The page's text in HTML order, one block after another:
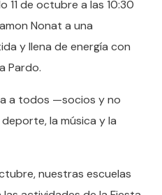
11 de octubre a las 10:30
Nonat a una
y llena de energía con
Pardo.
a todos —socios y no
la música y la
nuestras escuelas